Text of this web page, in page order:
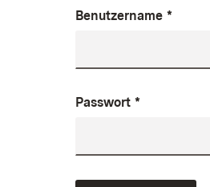
Benutzername *
Passwort *